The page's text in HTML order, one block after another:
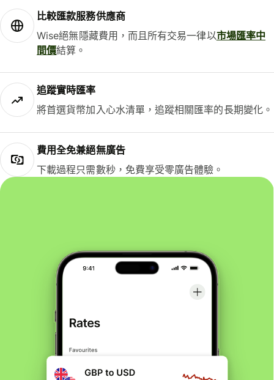
比較匯款服務供應商
Wise絕無隱藏費用，而且所有交易一律以市場匯率中
間價結算。
追蹤實時匯率
將首選貨幣加入心水清單，追蹤相關匯率的長期變化。
費用全免兼絕無廣告
下載過程只需數秒，免費享受零廣告體驗。